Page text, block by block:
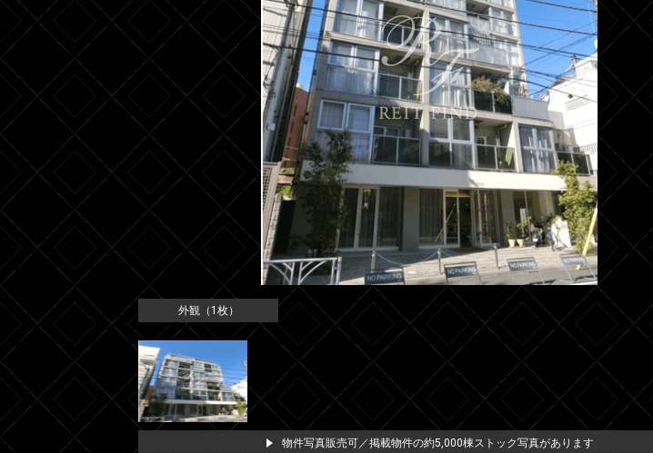
外観（1枚）
物件写真販売可／掲載物件の約5,000棟ストック写真があります